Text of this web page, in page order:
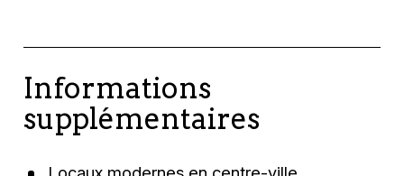
Informations
supplémentaires